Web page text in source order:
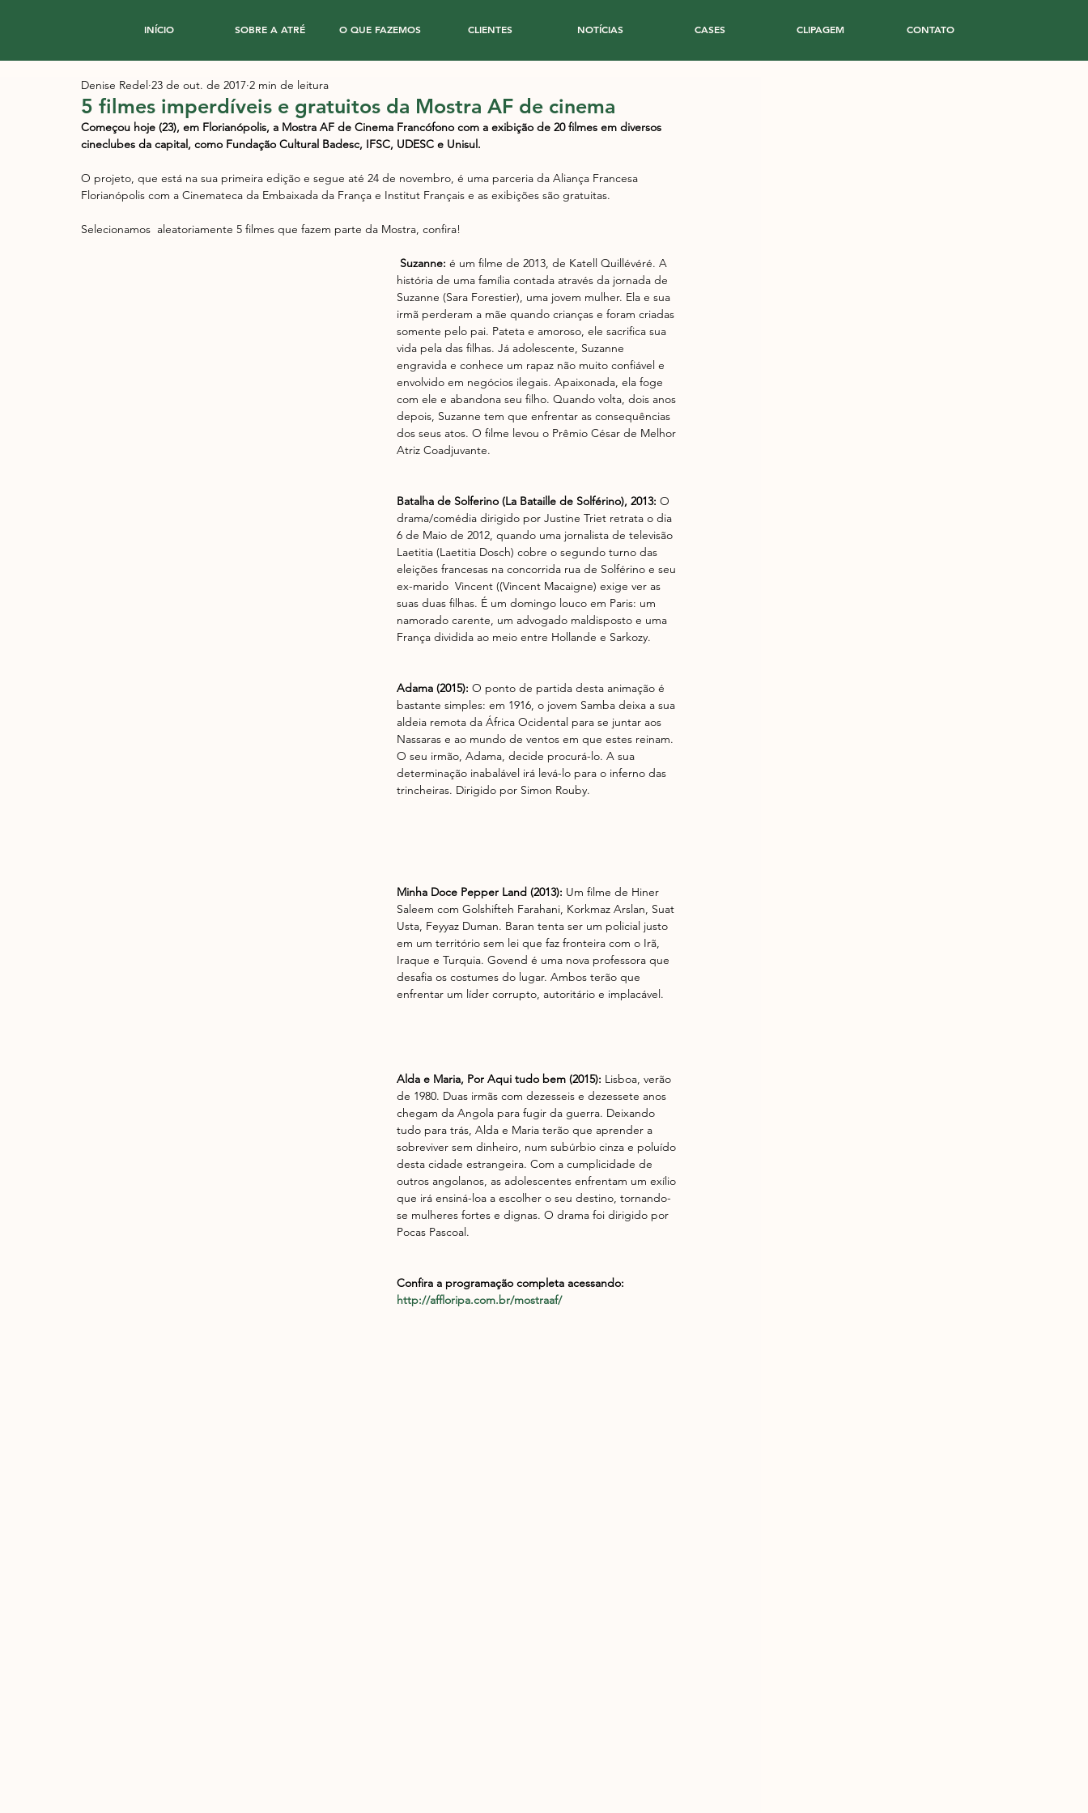
INÍCIO SOBRE A ATRÉ O QUE FAZEMOS CLIENTES NOTÍCIAS CASES CLIPAGEM CONTATO
5 filmes imperdíveis e gratuitos da Mostra AF de cinema
Denise Redel 23 de out. de 2017 2 min de leitura
Começou hoje (23), em Florianópolis, a Mostra AF de Cinema Francófono com a exibição de 20 filmes em diversos
cineclubes da capital, como Fundação Cultural Badesc, IFSC, UDESC e Unisul.
O projeto, que está na sua primeira edição e segue até 24 de novembro, é uma parceria da Aliança Francesa
Florianópolis com a Cinemateca da Embaixada da França e Institut Français e as exibições são gratuitas.
Selecionamos  aleatoriamente 5 filmes que fazem parte da Mostra, confira!
Suzanne: é um filme de 2013, de Katell Quillévéré. A
história de uma família contada através da jornada de
Suzanne (Sara Forestier), uma jovem mulher. Ela e sua
irmã perderam a mãe quando crianças e foram criadas
somente pelo pai. Pateta e amoroso, ele sacrifica sua
vida pela das filhas. Já adolescente, Suzanne
engravida e conhece um rapaz não muito confiável e
envolvido em negócios ilegais. Apaixonada, ela foge
com ele e abandona seu filho. Quando volta, dois anos
depois, Suzanne tem que enfrentar as consequências
dos seus atos. O filme levou o Prêmio César de Melhor
Atriz Coadjuvante.
Batalha de Solferino (La Bataille de Solférino), 2013: O
drama/comédia dirigido por Justine Triet retrata o dia
6 de Maio de 2012, quando uma jornalista de televisão
Laetitia (Laetitia Dosch) cobre o segundo turno das
eleições francesas na concorrida rua de Solférino e seu
ex-marido  Vincent ((Vincent Macaigne) exige ver as
suas duas filhas. É um domingo louco em Paris: um
namorado carente, um advogado maldisposto e uma
França dividida ao meio entre Hollande e Sarkozy.
Adama (2015): O ponto de partida desta animação é
bastante simples: em 1916, o jovem Samba deixa a sua
aldeia remota da África Ocidental para se juntar aos
Nassaras e ao mundo de ventos em que estes reinam.
O seu irmão, Adama, decide procurá-lo. A sua
determinação inabalável irá levá-lo para o inferno das
trincheiras. Dirigido por Simon Rouby.
Minha Doce Pepper Land (2013): Um filme de Hiner
Saleem com Golshifteh Farahani, Korkmaz Arslan, Suat
Usta, Feyyaz Duman. Baran tenta ser um policial justo
em um território sem lei que faz fronteira com o Irã,
Iraque e Turquia. Govend é uma nova professora que
desafia os costumes do lugar. Ambos terão que
enfrentar um líder corrupto, autoritário e implacável.
Alda e Maria, Por Aqui tudo bem (2015): Lisboa, verão
de 1980. Duas irmãs com dezesseis e dezessete anos
chegam da Angola para fugir da guerra. Deixando
tudo para trás, Alda e Maria terão que aprender a
sobreviver sem dinheiro, num subúrbio cinza e poluído
desta cidade estrangeira. Com a cumplicidade de
outros angolanos, as adolescentes enfrentam um exílio
que irá ensiná-loa a escolher o seu destino, tornando-
se mulheres fortes e dignas. O drama foi dirigido por
Pocas Pascoal.
Confira a programação completa acessando:
http://affloripa.com.br/mostraaf/